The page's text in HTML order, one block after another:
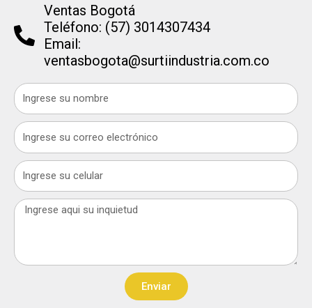
Ventas Bogotá
Teléfono: (57) 3014307434
Email:
ventasbogota@surtiindustria.com.co
Name
Email
Celular
Message
Enviar